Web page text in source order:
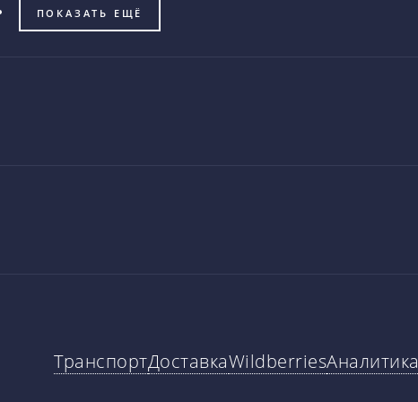
ПОКАЗАТЬ ЕЩЁ
ТранспортДоставкаWildberriesАналитика